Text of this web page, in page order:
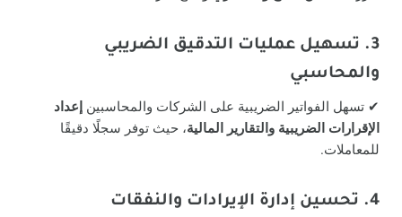
3. تسهيل عمليات التدقيق الضريبي
والمحاسبي
✔ تسهل الفواتير الضريبية على الشركات والمحاسبين إعداد
الإقرارات الضريبية والتقارير المالية، حيث توفر سجلًا دقيقًا
للمعاملات.
4. تحسين إدارة الإيرادات والنفقات